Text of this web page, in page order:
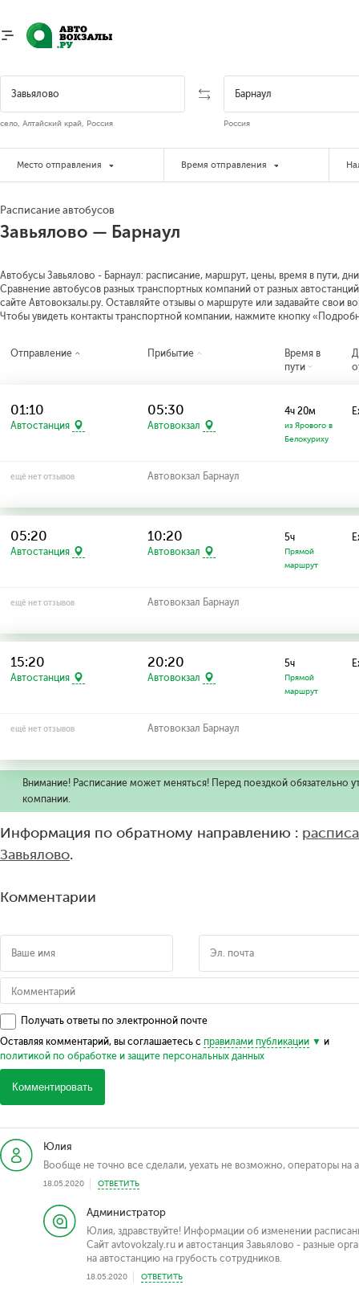
село, Алтайский край, Россия Россия
Место отправления Время отправления
Расписание автобусов
Завьялово — Барнаул
Автобусы Завьялово - Барнаул: расписание, маршрут, цены, время в пути,
Сравнение автобусов разных транспортных компаний от разных
сайте Автовокзалы.ру. Оставляйте отзывы о маршруте или задавайте свои
Чтобы увидеть контакты транспортной компании, нажмите кнопку
Отправление Прибытие
Время в
пути
01:10
Автостанция
05:30
Автовокзал
4ч 20м
из Ярового в
Белокуриху
ещё нет отзывов Автовокзал Барнаул
05:20
Автостанция
10:20
Автовокзал
5ч
Прямой
маршрут
ещё нет отзывов Автовокзал Барнаул
15:20
Автостанция
20:20
Автовокзал
5ч
Прямой
маршрут
ещё нет отзывов Автовокзал Барнаул
Внимание! Расписание может меняться! Перед поездкой обязательно
компании.
Информация по обратному направлению :
Завьялово.
Комментарии
Получать ответы по электронной почте
Оставляя комментарий, вы соглашаетесь с правилами публикации
и
политикой по обработке и защите персональных данных
Комментировать
Юлия
Вообще не точно все сделали, уехать не возможно, операторы на
18.05.2020 ОТВЕТИТЬ
Администратор
Юлия, здравствуйте! Информации об изменении
Сайт avtovokzaly.ru и автостанция Завьялово - разные
на автостанцию на грубость сотрудников.
18.05.2020 ОТВЕТИТЬ